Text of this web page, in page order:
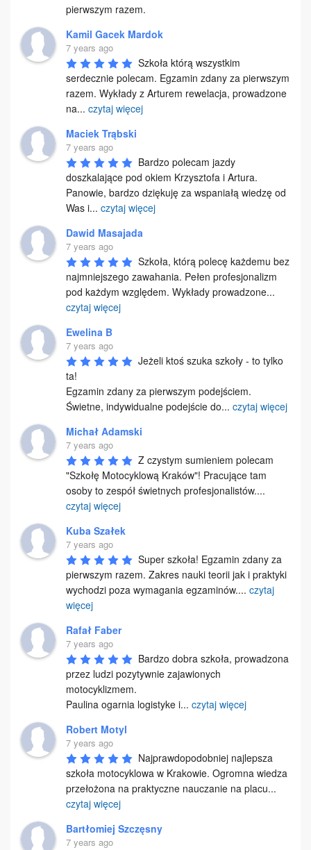
pierwszym razem.
Kamil Gacek Mardok
7 years ago
Szkoła którą wszystkim
serdecznie polecam. Egzamin zdany za pierwszym
razem. Wykłady z Arturem rewelacja, prowadzone
na... czytaj więcej
Maciek Trąbski
7 years ago
Bardzo polecam jazdy
doszkalające pod okiem Krzysztofa i Artura.
Panowie, bardzo dziękuję za wspaniałą wiedzę od
Was i... czytaj więcej
Dawid Masajada
7 years ago
Szkoła, którą polecę każdemu bez
najmniejszego zawahania. Pełen profesjonalizm
pod każdym względem. Wykłady prowadzone...
czytaj więcej
Ewelina B
7 years ago
Jeżeli ktoś szuka szkoły - to tylko
ta!
Egzamin zdany za pierwszym podejściem.
Świetne, indywidualne podejście do... czytaj więcej
Michał Adamski
7 years ago
Z czystym sumieniem polecam
"Szkołę Motocyklową Kraków"! Pracujące tam
osoby to zespół świetnych profesjonalistów....
czytaj więcej
Kuba Szałek
7 years ago
Super szkoła! Egzamin zdany za
pierwszym razem. Zakres nauki teorii jak i praktyki
wychodzi poza wymagania egzaminów.... czytaj
więcej
Rafał Faber
7 years ago
Bardzo dobra szkoła, prowadzona
przez ludzi pozytywnie zajawionych
motocyklizmem.
Paulina ogarnia logistyke i... czytaj więcej
Robert Motyl
7 years ago
Najprawdopodobniej najlepsza
szkoła motocyklowa w Krakowie. Ogromna wiedza
przełożona na praktyczne nauczanie na placu...
czytaj więcej
Bartłomiej Szczęsny
7 years ago